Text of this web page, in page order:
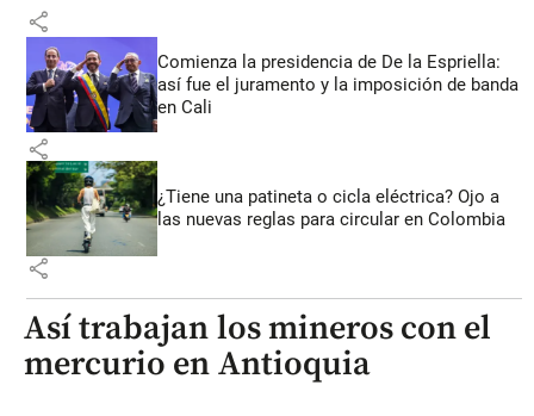
share
Comienza la presidencia de De la Espriella:
así fue el juramento y la imposición de banda
en Cali
share
¿Tiene una patineta o cicla eléctrica? Ojo a
las nuevas reglas para circular en Colombia
share
Así trabajan los mineros con el
mercurio en Antioquia